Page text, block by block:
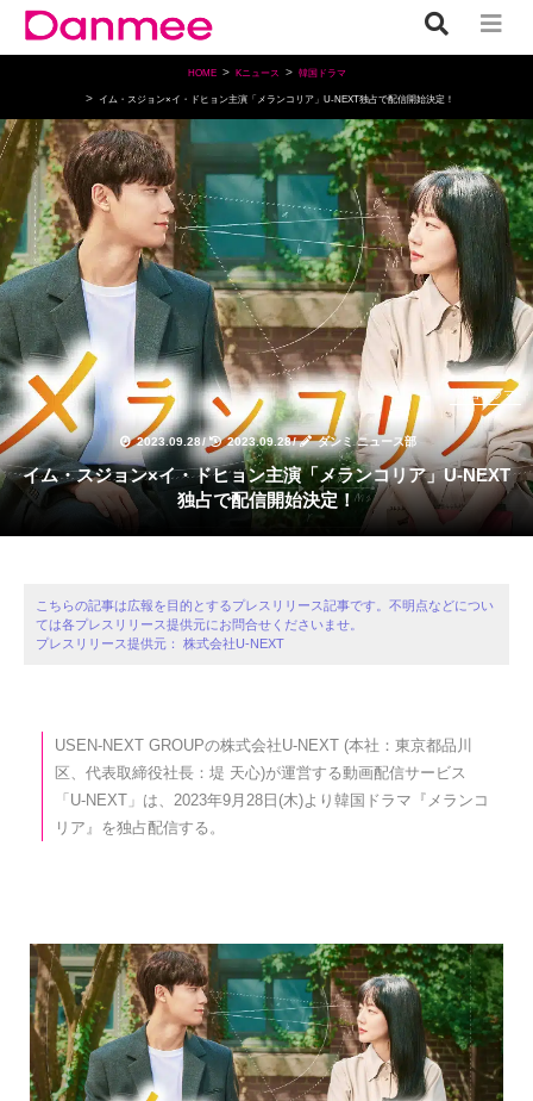
HOME Kニュース 韓国ドラマ
イム・スジョン×イ・ドヒョン主演「メランコリア」U-NEXT独占で配信開始決定！
2023.09.28/ 2023.09.28/ ダンミ ニュース部
韓国ドラマ
イム・スジョン×イ・ドヒョン主演「メランコリア」U-NEXT
独占で配信開始決定！
こちらの記事は広報を目的とするプレスリリース記事です。不明点などについ
ては各プレスリリース提供元にお問合せくださいませ。
プレスリリース提供元： 株式会社U-NEXT
USEN-NEXT GROUPの株式会社U-NEXT (本社：東京都品川
区、代表取締役社長：堤 天心)が運営する動画配信サービス
「U-NEXT」は、2023年9月28日(木)より韓国ドラマ『メランコ
リア』を独占配信する。